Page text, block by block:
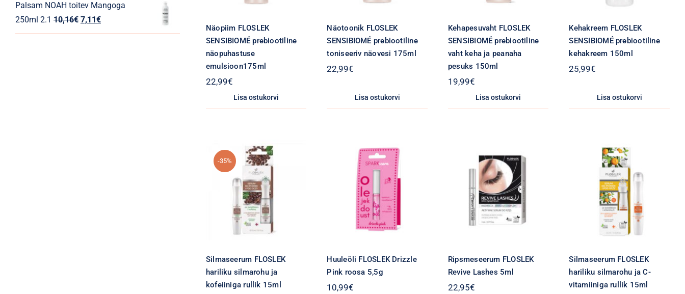
oli:
3,55€.
on:
2,55€.
Palsam NOAH toitev Mangoga
250ml 2.1 10,16€ Algne
hind
7,11€Praegune
hind
Näopiim FLOSLEK
SENSIBIOMÉ prebiootiline
näopuhastuse
emulsioon175ml
22,99€
Lisa ostukorvi
Näotoonik FLOSLEK
SENSIBIOMÉ prebiootiline
toniseeriv näovesi 175ml
22,99€
Lisa ostukorvi
Kehapesuvaht FLOSLEK
SENSIBIOMÉ prebiootiline
vaht keha ja peanaha
pesuks 150ml
19,99€
Lisa ostukorvi
Kehakreem FLOSLEK
SENSIBIOMÉ prebiootiline
kehakreem 150ml
25,99€
Lisa ostukorvi
-35%
Silmaseerum FLOSLEK
hariliku silmarohu ja
kofeiiniga rullik 15ml
Huuleõli FLOSLEK Drizzle
Pink roosa 5,5g
10,99€
Ripsmeseerum FLOSLEK
Revive Lashes 5ml
22,95€
Silmaseerum FLOSLEK
hariliku silmarohu ja C-
vitamiiniga rullik 15ml